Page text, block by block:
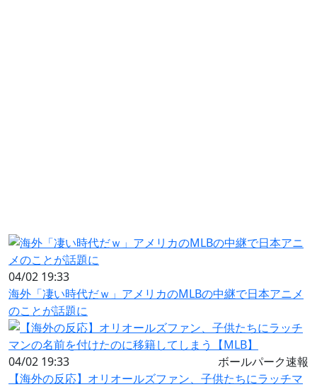
04/02 19:33
海外「凄い時代だｗ」アメリカのMLBの中継で日本アニメ
のことが話題に
04/02 19:33
ボールパーク速報
【海外の反応】オリオールズファン、子供たちにラッチマ